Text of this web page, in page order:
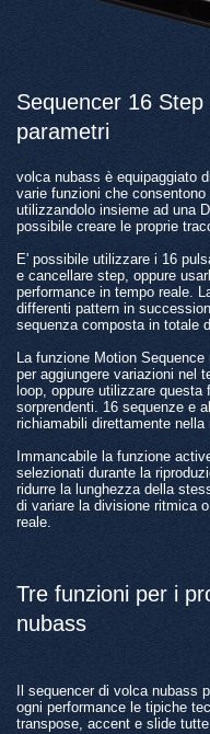
Sequencer 16
parametri
volca nubass è equipaggiato
varie funzioni che
utilizzandolo insieme ad una
possibile creare le proprie
E' possibile utilizzare i 16
e cancellare step, oppure
performance in tempo reale.
differenti pattern in
sequenza composta in totale
La funzione Motion
per aggiungere variazioni nel
loop, oppure utilizzare questa
sorprendenti. 16 sequenze e
richiamabili direttamente
Immancabile la funzione
selezionati durante la
ridurre la lunghezza della
di variare la divisione ritmica
reale.
Tre funzioni per i
nubass
Il sequencer di volca nubass
ogni performance le tipiche
transpose, accent e slide